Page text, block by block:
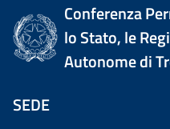
Conferenza
lo Stato, le
Autonome di
SEDE